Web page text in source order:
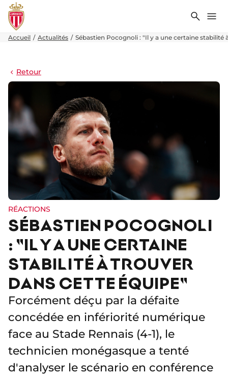
Accueil Actualités Sébastien Pocognoli : "Il y a une certaine
Retour
RÉACTIONS
SÉBASTIEN POCOGNOLI
: "IL Y A UNE CERTAINE
STABILITÉ À TROUVER
DANS CETTE ÉQUIPE"
Forcément déçu par la défaite
concédée en infériorité numérique
face au Stade Rennais (4-1), le
technicien monégasque a tenté
d'analyser le scénario en conférence